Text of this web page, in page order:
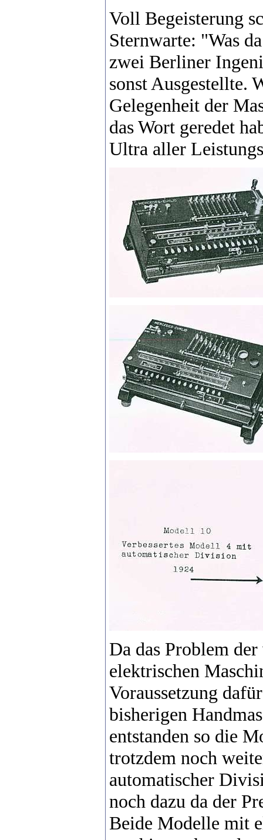
Voll Begeisterung
Sternwarte: "Was
zwei Berliner
sonst Ausgestellte.
Gelegenheit der
das Wort geredet
Ultra aller
Da das Problem
elektrischen
Voraussetzung
bisherigen
entstanden so die
trotzdem noch
automatischer
noch dazu da der
Beide Modelle mit